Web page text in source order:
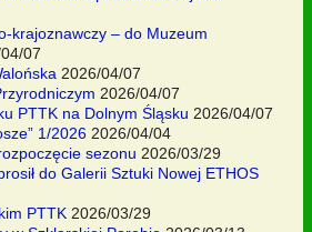
krajoznawczy – do Muzeum
07
2026/04/07
2026/04/07
PTTK na Dolnym Śląsku 2026/04/07
1/2026 2026/04/04
sezonu 2026/03/29
do Galerii Sztuki Nowej ETHOS
PTTK 2026/03/29